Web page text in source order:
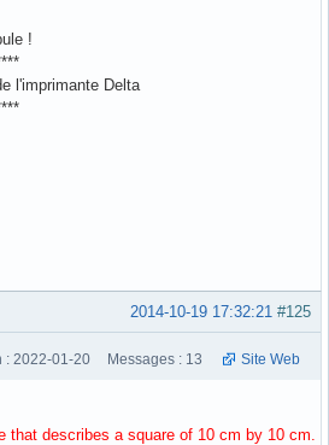
!
l'imprimante Delta
#125
2014-10-19 17:32:21
: 2022-01-20 Messages : 13 Site Web
that describes a square of 10 cm by 10 cm.